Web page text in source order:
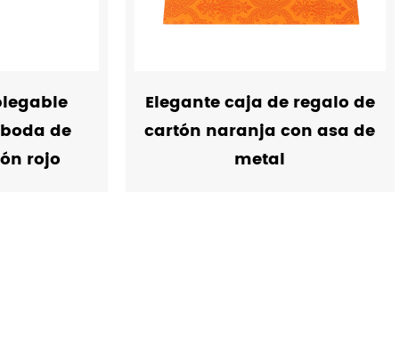
de
rojo
Elegante caja de regalo de
cartón naranja con asa de
metal